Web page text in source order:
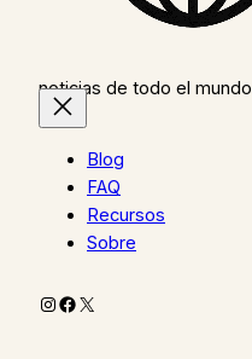
noticias de todo el mundo
Blog
FAQ
Recursos
Sobre
Instagram
Facebook
X